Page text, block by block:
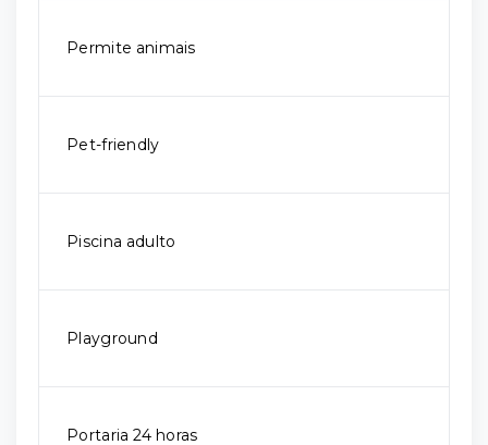
Permite animais
Pet-friendly
Piscina adulto
Playground
Portaria 24 horas